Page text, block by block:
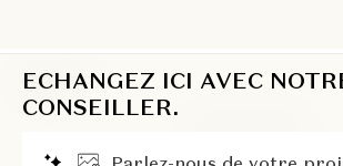
ECHANGEZ ICI AVEC
CONSEILLER.
BE/FR